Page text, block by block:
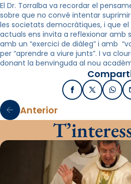
El Dr. Torralba va recordar el
sobre que no convé intentar
les societats democràtiques, i que
actuals ens invita a reflexionar amb
amb un “exercici de diàleg” i amb
per “aprendre a viure junts”. I va
donant la benvinguda al nou
FacebookX / Twitter
Anterior